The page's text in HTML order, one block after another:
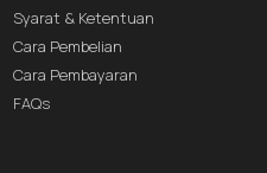
Syarat & Ketentuan
Cara Pembelian
Cara Pembayaran
FAQs